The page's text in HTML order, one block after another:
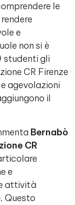
le
e
non si è
studenti gli
CR Firenze
agevolazioni
il
Bernabò
CR
e
attività
Questo